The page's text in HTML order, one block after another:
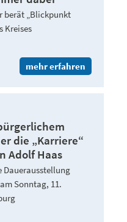
berät „Blickpunkt
Kreises
mehr erfahren
die „Karriere“
Adolf Haas
Dauerausstellung
Sonntag, 11.